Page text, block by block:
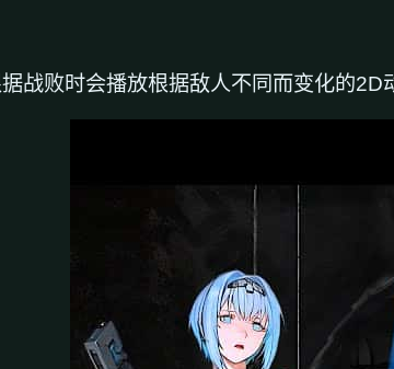
战败时会播放根据敌人不同而变化的2D